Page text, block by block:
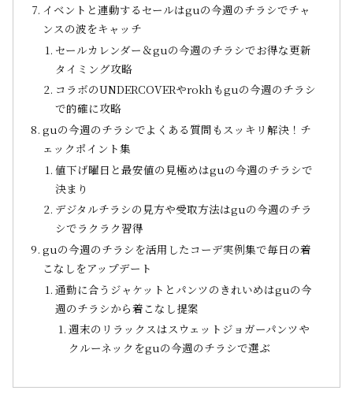
イベントと連動するセールはguの今週のチラシでチャ
ンスの波をキャッチ
セールカレンダー＆guの今週のチラシでお得な更新
タイミング攻略
コラボのUNDERCOVERやrokhもguの今週のチラシ
で的確に攻略
guの今週のチラシでよくある質問もスッキリ解決！チ
ェックポイント集
値下げ曜日と最安値の見極めはguの今週のチラシで
決まり
デジタルチラシの見方や受取方法はguの今週のチラ
シでラクラク習得
guの今週のチラシを活用したコーデ実例集で毎日の着
こなしをアップデート
通勤に合うジャケットとパンツのきれいめはguの今
週のチラシから着こなし提案
週末のリラックスはスウェットジョガーパンツや
クルーネックをguの今週のチラシで選ぶ